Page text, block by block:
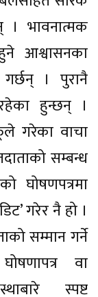
। भावनात्मक
आश्वासनका
गर्छन् । पुरानै
हुन्छन् ।
गरेका वाचा
सम्बन्ध
घोषणपत्रमा
गरेर नै हो ।
सम्मान गर्ने
वा
स्पष्ट